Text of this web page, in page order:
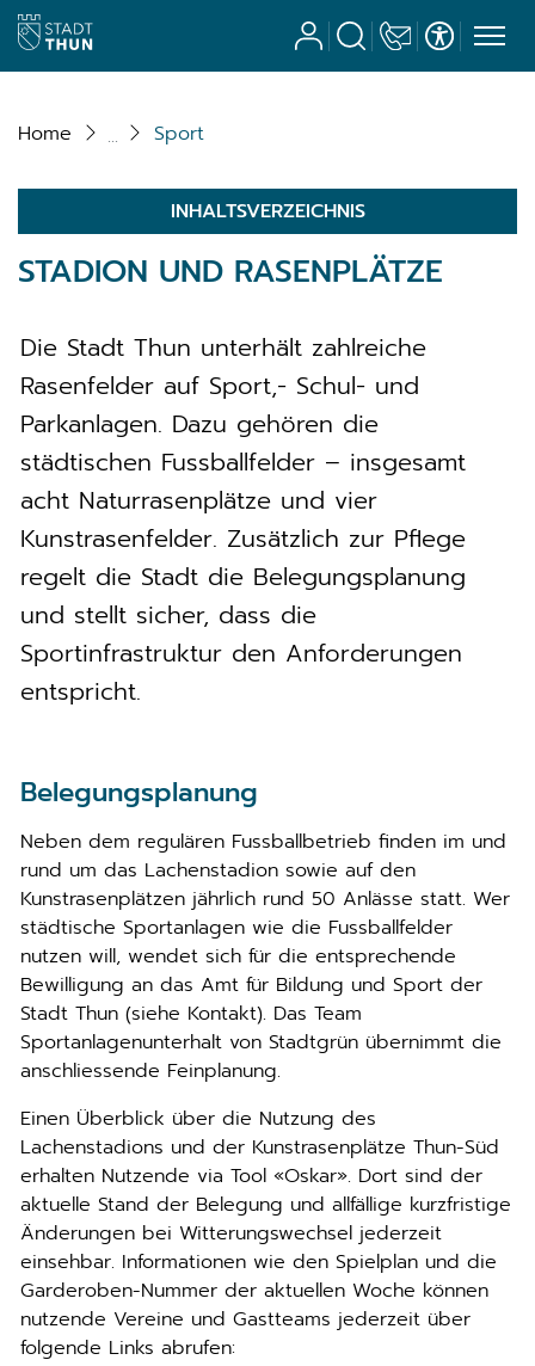
Stadt Thun
Benutzerkonto
SucheKontakt
Home Sport
INHALTSVERZEICHNIS
STADION UND RASENPLÄTZE
Die Stadt Thun unterhält zahlreiche
Rasenfelder auf Sport,- Schul- und
Parkanlagen. Dazu gehören die
städtischen Fussballfelder – insgesamt
acht Naturrasenplätze und vier
Kunstrasenfelder. Zusätzlich zur Pflege
regelt die Stadt die Belegungsplanung
und stellt sicher, dass die
Sportinfrastruktur den Anforderungen
entspricht.
Belegungsplanung
Neben dem regulären Fussballbetrieb finden im und
rund um das Lachenstadion sowie auf den
Kunstrasenplätzen jährlich rund 50 Anlässe statt. Wer
städtische Sportanlagen wie die Fussballfelder
nutzen will, wendet sich für die entsprechende
Bewilligung an das Amt für Bildung und Sport der
Stadt Thun (siehe Kontakt). Das Team
Sportanlagenunterhalt von Stadtgrün übernimmt die
anschliessende Feinplanung.
Einen Überblick über die Nutzung des
Lachenstadions und der Kunstrasenplätze Thun-Süd
erhalten Nutzende via Tool «Oskar». Dort sind der
aktuelle Stand der Belegung und allfällige kurzfristige
Änderungen bei Witterungswechsel jederzeit
einsehbar. Informationen wie den Spielplan und die
Garderoben-Nummer der aktuellen Woche können
nutzende Vereine und Gastteams jederzeit über
folgende Links abrufen: